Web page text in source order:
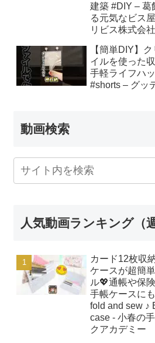
建築 #DIY – 葛
る元気なビス
リビス株式会社
【簡単DIY】
イルを使った
手軽ライフハ
#shorts – グッ
動画検索
人気動画ランキング（
カード12枚収
ケースが超簡
ル💖通帳や保
手帳ケースに
fold and sew ♪
case - 小春の
クアカデミー